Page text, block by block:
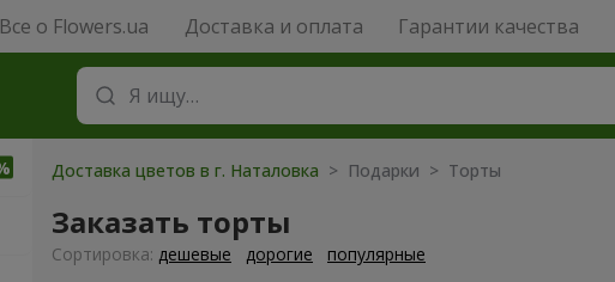
Все о Flowers.ua Доставка и оплата Гарантии качества
Доставка цветов в г. Наталовка > Подарки > Торты
Заказать торты
Cортировка: дешевые дорогие популярные